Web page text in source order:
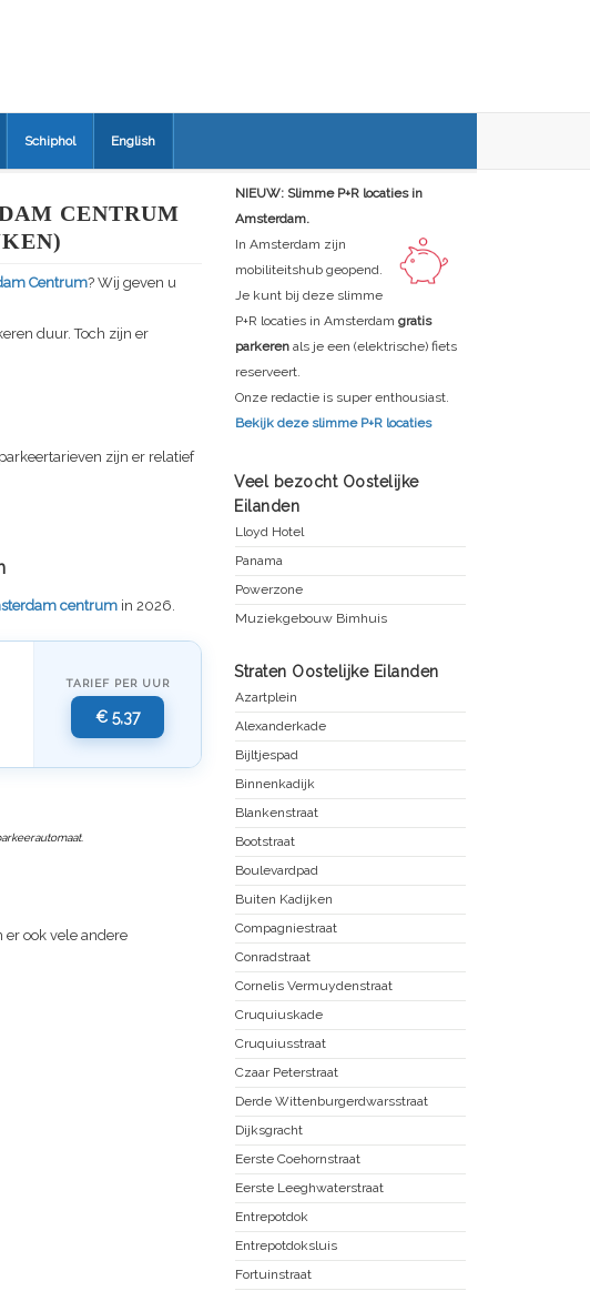
Schiphol English
CENTRUM
Centrum? Wij geven u
duur. Toch zijn er
zijn er relatief
centrum in 2026.
TARIEF PER UUR
€ 5,37
er ook vele andere
NIEUW: Slimme P+R locaties in
Amsterdam.
In Amsterdam zijn
mobiliteitshub geopend.
Je kunt bij deze slimme
P+R locaties in Amsterdam gratis
parkeren als je een (elektrische) fiets
reserveert.
Onze redactie is super enthousiast.
Bekijk deze slimme P+R locaties
Veel bezocht Oostelijke
Eilanden
Lloyd Hotel
Panama
Powerzone
Muziekgebouw Bimhuis
Straten Oostelijke Eilanden
Azartplein
Alexanderkade
Bijltjespad
Binnenkadijk
Blankenstraat
Bootstraat
Boulevardpad
Buiten Kadijken
Compagniestraat
Conradstraat
Cornelis Vermuydenstraat
Cruquiuskade
Cruquiusstraat
Czaar Peterstraat
Derde Wittenburgerdwarsstraat
Dijksgracht
Eerste Coehornstraat
Eerste Leeghwaterstraat
Entrepotdok
Entrepotdoksluis
Fortuinstraat